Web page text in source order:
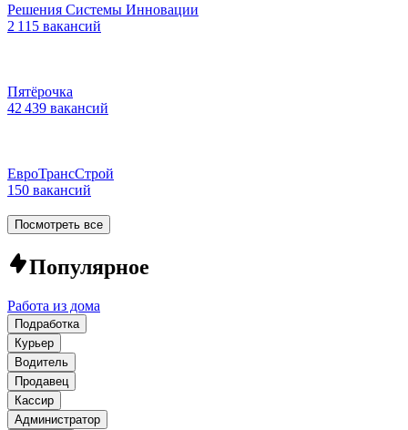
Решения Системы Инновации
2 115 вакансий
Пятёрочка
42 439 вакансий
ЕвроТрансСтрой
150 вакансий
Посмотреть все
Популярное
Работа из дома
Подработка
Курьер
Водитель
Продавец
Кассир
Администратор